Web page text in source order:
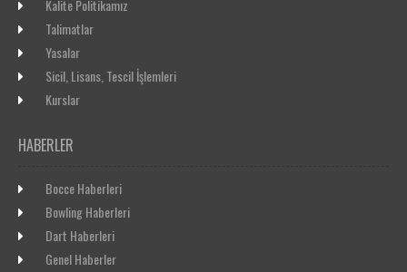
Kalite Politikamız
Talimatlar
Yasalar
Sicil, Lisans, Tescil İşlemleri
Kurslar
HABERLER
Bocce Haberleri
Bowling Haberleri
Dart Haberleri
Genel Haberler